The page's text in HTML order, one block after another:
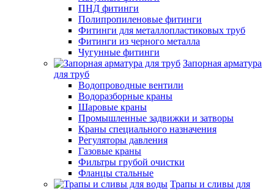
ПНД фитинги
Полипропиленовые фитинги
Фитинги для металлопластиковых труб
Фитинги из черного металла
Чугунные фитинги
Запорная арматура
для труб
Водопроводные вентили
Водоразборные краны
Шаровые краны
Промышленные задвижки и затворы
Краны специального назначения
Регуляторы давления
Газовые краны
Фильтры грубой очистки
Фланцы стальные
Трапы и сливы для